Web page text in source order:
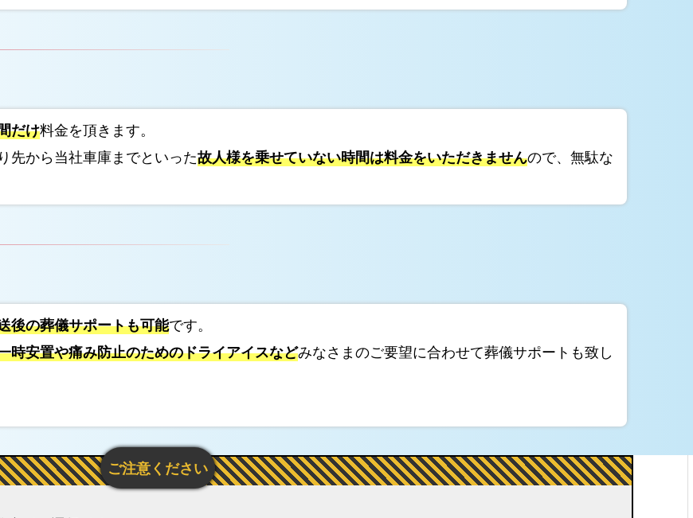
だけ料金を頂きます。
先から当社車庫までといった故人様を乗せていない時間は料金をいただきませんので、無駄な
後の葬儀サポートも可能です。
時安置や痛み防止のためのドライアイスなどみなさまのご要望に合わせて葬儀サポートも致し